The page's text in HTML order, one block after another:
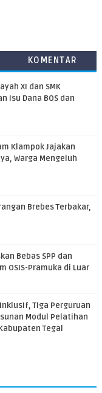
KOMENTAR
XI dan SMK
Isu Dana BOS dan
Klampok Jajakan
Warga Mengeluh
Brebes Terbakar,
Bebas SPP dan
OSIS-Pramuka di Luar
Tiga Perguruan
Modul Pelatihan
Tegal